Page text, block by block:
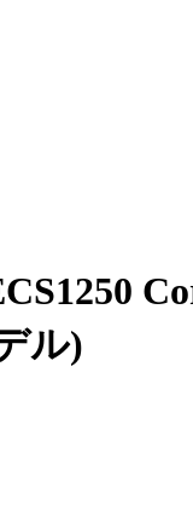
ル)